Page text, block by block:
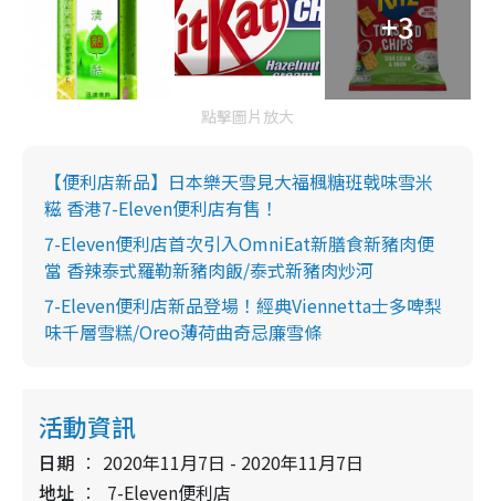
+3
點擊圖片放大
【便利店新品】日本樂天雪見大福楓糖班戟味雪米
糍 香港7-Eleven便利店有售！
7-Eleven便利店首次引入OmniEat新膳食新豬肉便
當 香辣泰式羅勒新豬肉飯/泰式新豬肉炒河
7-Eleven便利店新品登場！經典Viennetta士多啤梨
味千層雪糕/Oreo薄荷曲奇忌廉雪條
活動資訊
日期
2020年11月7日 - 2020年11月7日
地址
7-Eleven便利店